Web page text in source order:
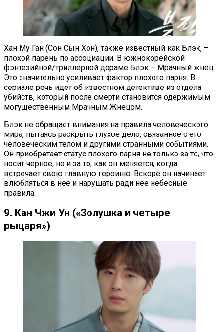
Хан Му Ган (Сон Сын Хон), также известный как Блэк, –
плохой парень по ассоциации. В южнокорейской
фэнтезийной/триллерной дораме Блэк – Мрачный жнец.
Это значительно усиливает фактор плохого парня. В
сериале речь идет об известном детективе из отдела
убийств, который после смерти становится одержимым
могущественным Мрачным Жнецом.
Блэк не обращает внимания на правила человеческого
мира, пытаясь раскрыть глухое дело, связанное с его
человеческим телом и другими странными событиями.
Он приобретает статус плохого парня не только за то, что
носит черное, но и за то, как он меняется, когда
встречает свою главную героиню. Вскоре он начинает
влюбляться в нее и нарушать ради нее небесные
правила.
9. Кан Чжи Ун («Золушка и четыре
рыцаря»)